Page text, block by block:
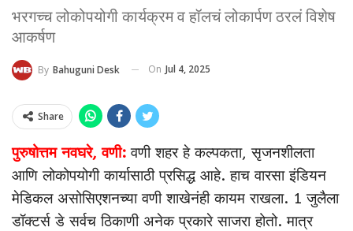
भरगच्च लोकोपयोगी कार्यक्रम व हॉलचं लोकार्पण ठरलं विशेष
आकर्षण
By Bahuguni Desk On Jul 4, 2025
Share
पुरुषोत्तम नवघरे, वणी: वणी शहर हे कल्पकता, सृजनशीलता
आणि लोकोपयोगी कार्यासाठी प्रसिद्ध आहे. हाच वारसा इंडियन
मेडिकल असोसिएशनच्या वणी शाखेनंही कायम राखला. 1 जुलैला
डॉक्टर्स डे सर्वच ठिकाणी अनेक प्रकारे साजरा होतो. मात्र